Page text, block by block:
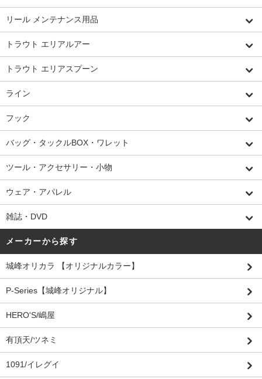
リール メンテナンス用品
トラウト エリアルアー
トラウト エリアスプーン
ライン
フック
バッグ・タックルBOX・ワレット
ツール・アクセサリー・小物
ウェア・アパレル
雑誌・DVD
メーカーから探す
城峰オリカラ 【オリジナルカラー】
P-Series【城峰オリジナル】
HERO'S/嶋屋
有頂天/ツネミ
1091/イレグイ